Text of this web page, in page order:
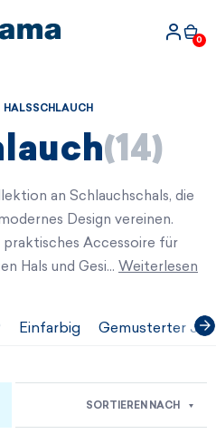
0
HALSSCHLAUCH
(14)
an Schlauchschals, die
Design vereinen.
praktisches Accessoire für
Hals und Gesi… Weiterlesen
Einfarbig Gemusterter
SORTIEREN NACH